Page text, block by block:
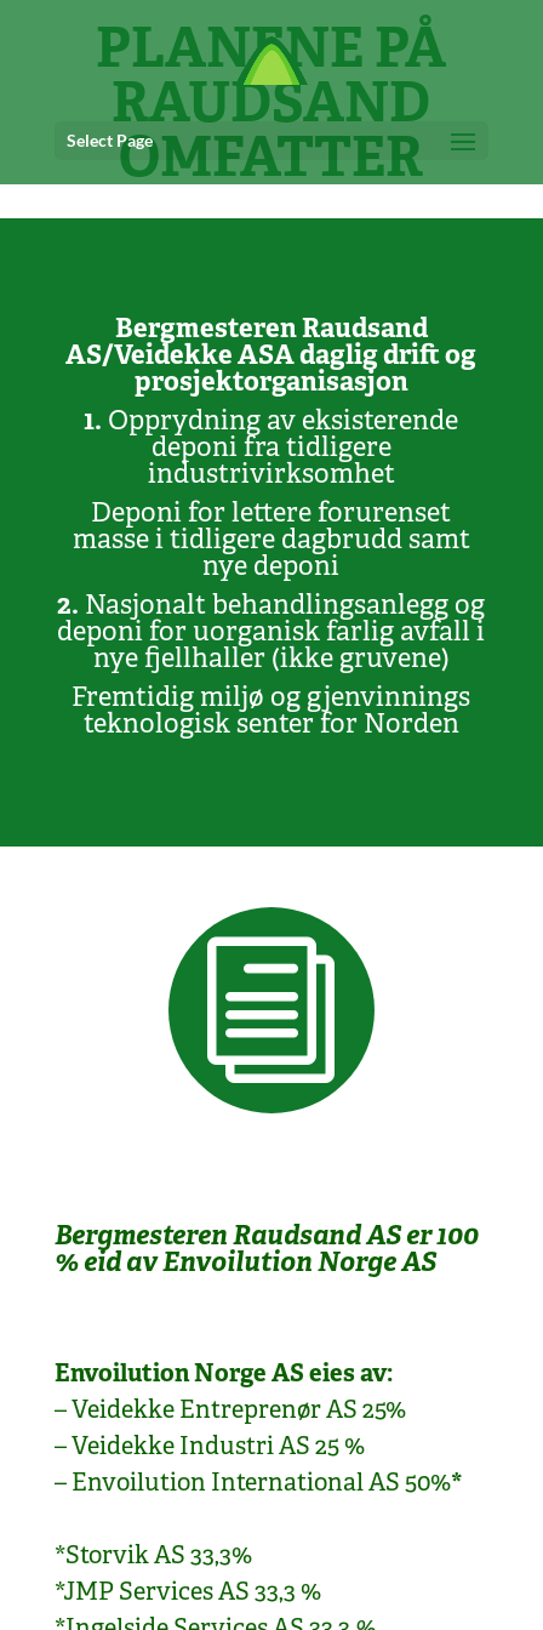
Select Page
PLANENE PÅ
RAUDSAND
OMFATTER
Bergmesteren Raudsand
AS/Veidekke ASA daglig drift og
prosjektorganisasjon
1. Opprydning av eksisterende
deponi fra tidligere
industrivirksomhet
Deponi for lettere forurenset
masse i tidligere dagbrudd samt
nye deponi
2. Nasjonalt behandlingsanlegg og
deponi for uorganisk farlig avfall i
nye fjellhaller (ikke gruvene)
Fremtidig miljø og gjenvinnings
teknologisk senter for Norden
i
Bergmesteren Raudsand AS er 100
% eid av Envoilution Norge AS
Envoilution Norge AS eies av:
– Veidekke Entreprenør AS 25%
– Veidekke Industri AS 25 %
– Envoilution International AS 50%*
*Storvik AS 33,3%
*JMP Services AS 33,3 %